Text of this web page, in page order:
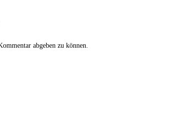
abgeben zu können.